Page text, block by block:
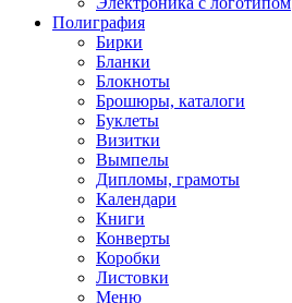
Полиграфия
Бирки
Бланки
Блокноты
Брошюры, каталоги
Буклеты
Визитки
Вымпелы
Дипломы, грамоты
Календари
Книги
Конверты
Коробки
Листовки
Меню